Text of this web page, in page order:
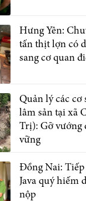
Hưng Yên:
tấn thịt lợn có
sang cơ quan
Quản lý các cơ
lâm sản tại xã
Trị): Gỡ vướng
vững
Đồng Nai: Tiếp
Java quý hiếm
nộp